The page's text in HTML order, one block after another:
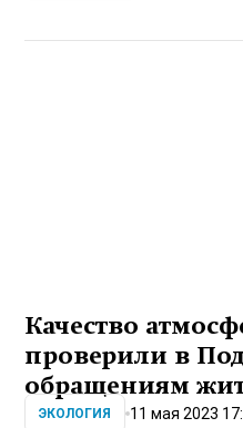
Качество
проверили в
обращениям
ЭКОЛОГИЯ 11 мая 2023